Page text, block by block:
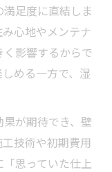
足度に直結しま
心地やメンテナ
影響するからで
める一方で、湿
が期待でき、壁
技術や初期費用
思っていた仕上